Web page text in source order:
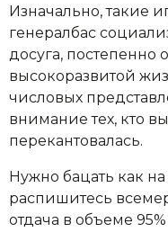
Изначально, такие
генералбас
досуга, постепенно
высокоразвитой
числовых
внимание тех, кто
перекантовалась.
Нужно бацать как
распишитесь
отдача в объеме